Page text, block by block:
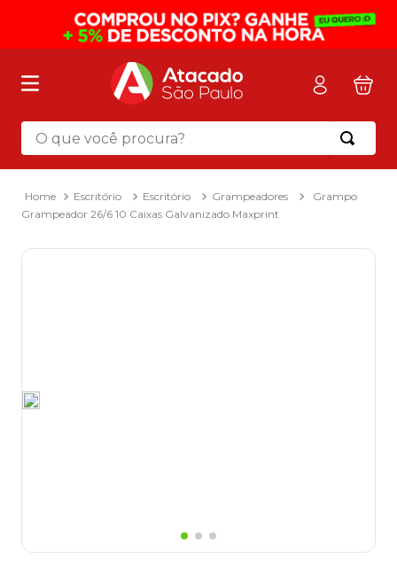
O que você procura?
Escritório Escritório Grampeadores
Grampo
Grampeador 26/6 10 Caixas Galvanizado Maxprint
Termos mais buscados
mochila
2 º sacola
3º mala
8